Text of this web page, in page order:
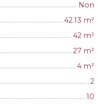
Non
42.13 m²
42 m²
27 m²
4 m²
2
10